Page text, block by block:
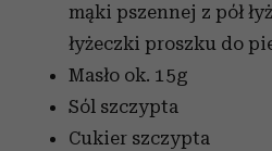
mąki pszennej z pół
łyżeczki proszku do
Masło ok. 15g
Sól szczypta
Cukier szczypta